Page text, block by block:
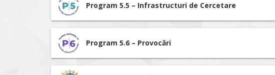
Program 5.5 – Infrastructuri de Cercetare
Program 5.6 – Provocări